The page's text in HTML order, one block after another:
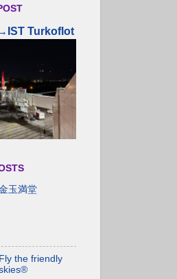
Turkoflot
玉満堂
Fly the friendly